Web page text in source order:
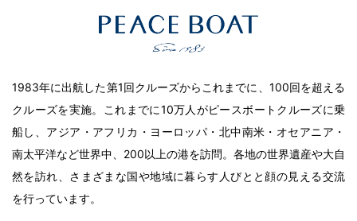
1983年に出航した第1回クルーズからこれまでに、100回を超える
クルーズを実施。これまでに10万人がピースボートクルーズに乗
船し、アジア・アフリカ・ヨーロッパ・北中南米・オセアニア・
南太平洋など世界中、200以上の港を訪問。各地の世界遺産や大自
然を訪れ、さまざまな国や地域に暮らす人びとと顔の見える交流
を行っています。